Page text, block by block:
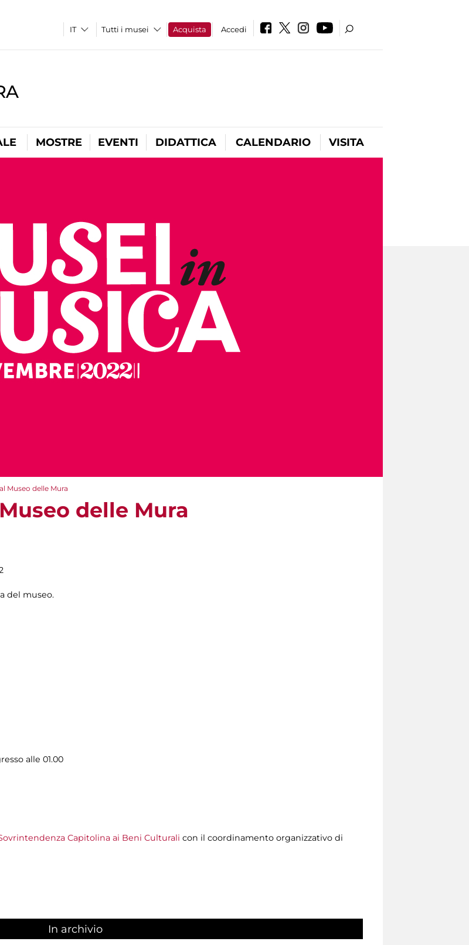
Tutti i musei Acquista Accedi
MOSTRE EVENTI DIDATTICA CALENDARIO VISITA
Museo delle Mura
delle Mura
del museo.
alle 01.00
Capitolina ai Beni Culturali con il coordinamento organizzativo di
In archivio